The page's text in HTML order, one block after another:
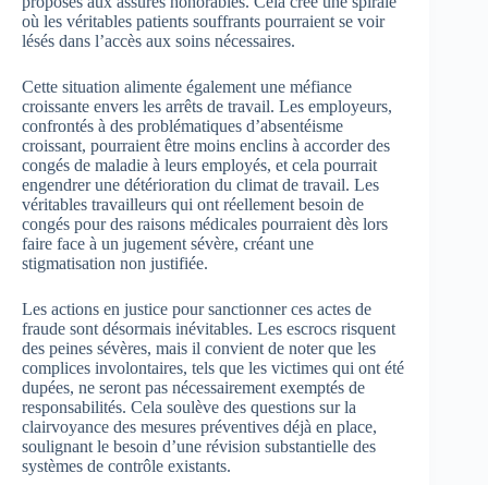
où les véritables patients souffrants pourraient se voir
lésés dans l’accès aux soins nécessaires.
Cette situation alimente également une méfiance
croissante envers les arrêts de travail. Les employeurs,
confrontés à des problématiques d’absentéisme
croissant, pourraient être moins enclins à accorder des
congés de maladie à leurs employés, et cela pourrait
engendrer une détérioration du climat de travail. Les
véritables travailleurs qui ont réellement besoin de
congés pour des raisons médicales pourraient dès lors
faire face à un jugement sévère, créant une
stigmatisation non justifiée.
Les actions en justice pour sanctionner ces actes de
fraude sont désormais inévitables. Les escrocs risquent
des peines sévères, mais il convient de noter que les
complices involontaires, tels que les victimes qui ont été
dupées, ne seront pas nécessairement exemptés de
responsabilités. Cela soulève des questions sur la
clairvoyance des mesures préventives déjà en place,
soulignant le besoin d’une révision substantielle des
systèmes de contrôle existants.